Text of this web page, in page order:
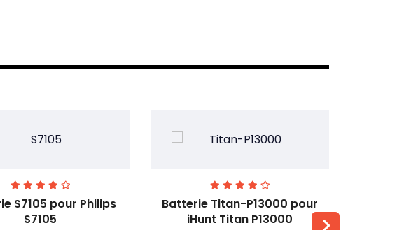
S7105 pour Philips
S7105
Batterie Titan-P13000 pour
iHunt Titan P13000